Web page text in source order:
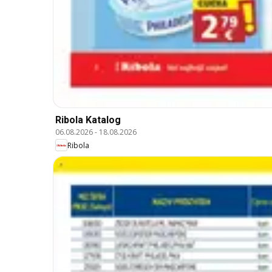
Ribola Katalog
06.08.2026- 18.08.2026
Ribola